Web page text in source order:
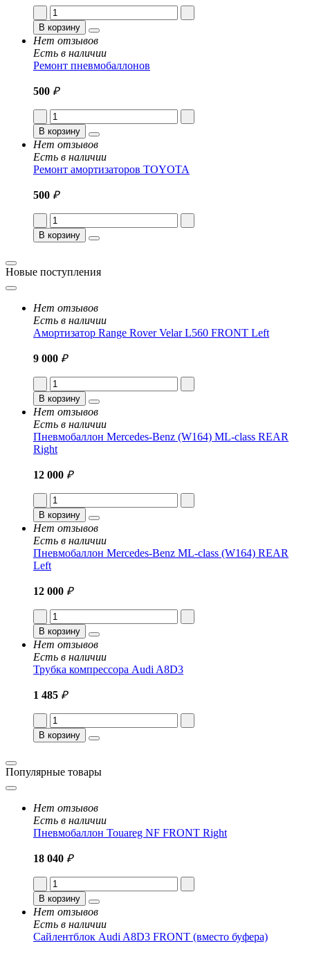
В корзину
Нет отзывов
Есть в наличии
Ремонт пневмобаллонов
500 ₽
В корзину
Нет отзывов
Есть в наличии
Ремонт амортизаторов TOYOTA
500 ₽
В корзину
Новые поступления
Нет отзывов
Есть в наличии
Амортизатор Range Rover Velar L560 FRONT Left
9 000 ₽
В корзину
Нет отзывов
Есть в наличии
Пневмобаллон Mercedes-Benz (W164) ML-class REAR
Right
12 000 ₽
В корзину
Нет отзывов
Есть в наличии
Пневмобаллон Mercedes-Benz ML-class (W164) REAR
Left
12 000 ₽
В корзину
Нет отзывов
Есть в наличии
Трубка компрессора Audi A8D3
1 485 ₽
В корзину
Популярные товары
Нет отзывов
Есть в наличии
Пневмобаллон Touareg NF FRONT Right
18 040 ₽
В корзину
Нет отзывов
Есть в наличии
Сайлентблок Audi A8D3 FRONT (вместо буфера)